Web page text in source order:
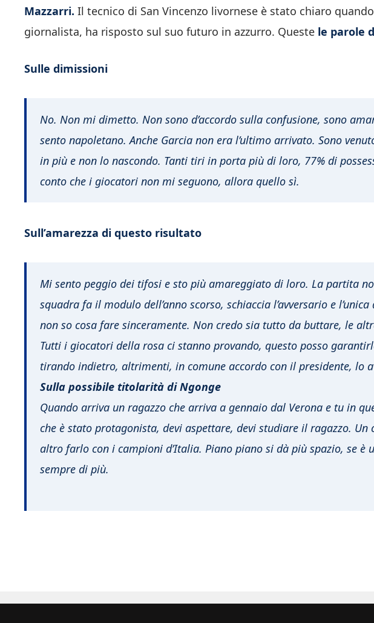
Mazzarri. Il tecnico di San Vincenzo livornese è stato chiaro
giornalista, ha risposto sul suo futuro in azzurro. Queste le parole
Sulle dimissioni
No. Non mi dimetto. Non sono d’accordo sulla confusione, sono
sento napoletano. Anche Garcia non era l’ultimo arrivato. Sono
in più e non lo nascondo. Tanti tiri in porta più di loro, 77% di
conto che i giocatori non mi seguono, allora quello sì.
Sull’amarezza di questo risultato
Mi sento peggio dei tifosi e sto più amareggiato di loro. La partita
squadra fa il modulo dell’anno scorso, schiaccia l’avversario e
non so cosa fare sinceramente. Non credo sia tutto da buttare, le
Tutti i giocatori della rosa ci stanno provando, questo posso
tirando indietro, altrimenti, in comune accordo con il presidente, lo
Sulla possibile titolarità di Ngonge
Quando arriva un ragazzo che arriva a gennaio dal Verona e tu in
che è stato protagonista, devi aspettare, devi studiare il ragazzo. Un
altro farlo con i campioni d’Italia. Piano piano si dà più spazio, se è
sempre di più.